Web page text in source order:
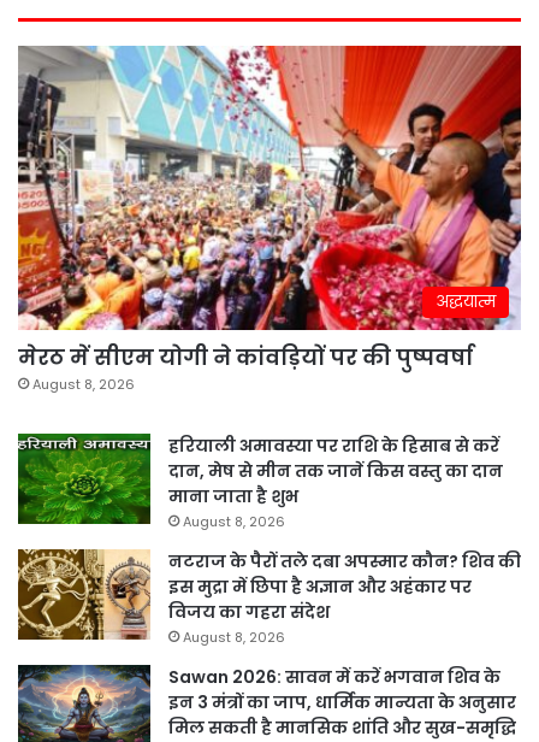
अद्धयात्म
मेरठ में सीएम योगी ने कांवड़ियों पर की पुष्पवर्षा
August 8, 2026
हरियाली अमावस्या पर राशि के हिसाब से करें
दान, मेष से मीन तक जानें किस वस्तु का दान
माना जाता है शुभ
August 8, 2026
नटराज के पैरों तले दबा अपस्मार कौन? शिव की
इस मुद्रा में छिपा है अज्ञान और अहंकार पर
विजय का गहरा संदेश
August 8, 2026
Sawan 2026: सावन में करें भगवान शिव के
इन 3 मंत्रों का जाप, धार्मिक मान्यता के अनुसार
मिल सकती है मानसिक शांति और सुख-समृद्धि